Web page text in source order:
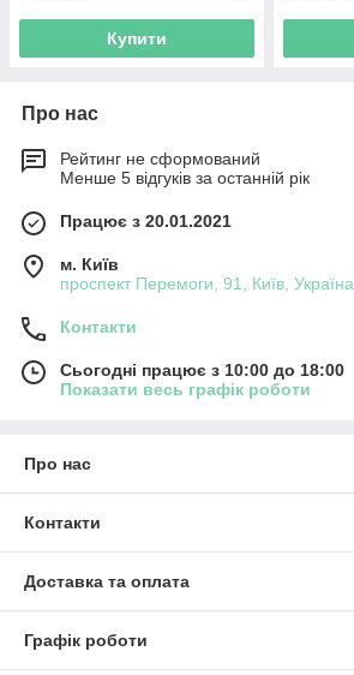
Купити
Про нас
Рейтинг не сформований
Менше 5 відгуків за останній рік
Працює з 20.01.2021
м. Київ
проспект Перемоги, 91, Київ, Україна
Контакти
Сьогодні працює з 10:00 до 18:00
Показати весь графік роботи
Про нас
Контакти
Доставка та оплата
Графік роботи